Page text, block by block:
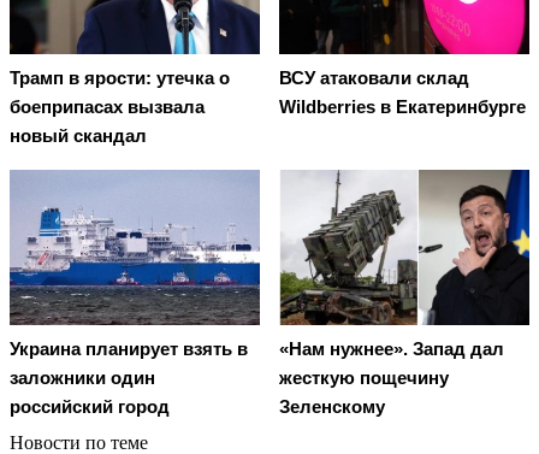
Трамп в ярости: утечка о
боеприпасах вызвала
новый скандал
ВСУ атаковали склад
Wildberries в Екатеринбурге
Украина планирует взять в
заложники один
российский город
«Нам нужнее». Запад дал
жесткую пощечину
Зеленскому
Новости по теме